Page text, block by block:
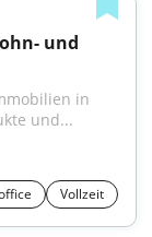
und
in
und...
Vollzeit